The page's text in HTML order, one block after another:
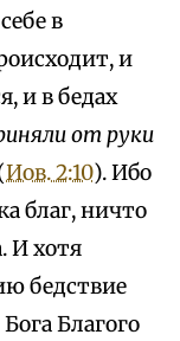
в
и
и в бедах
от руки
Иов. 2:10). Ибо
благ, ничто
И хотя
бедствие
Благого